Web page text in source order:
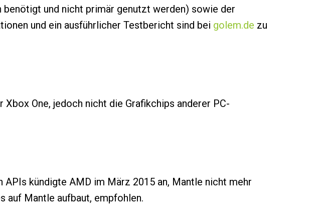
benötigt und nicht primär genutzt werden) sowie der
und ein ausführlicher Testbericht sind bei golem.de zu
One, jedoch nicht die Grafikchips anderer PC-
kündigte AMD im März 2015 an, Mantle nicht mehr
auf Mantle aufbaut, empfohlen.